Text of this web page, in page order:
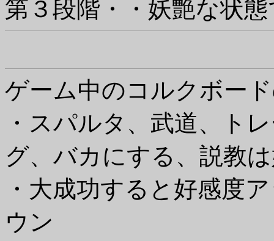
第３段階・・妖艶な状
ゲーム中のコルクボー
・スパルタ、武道、ト
グ、バカにする、説教
・大成功すると好感度
ウン